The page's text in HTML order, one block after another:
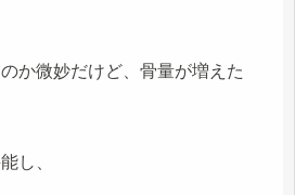
か微妙だけど、骨量が増えた
し、